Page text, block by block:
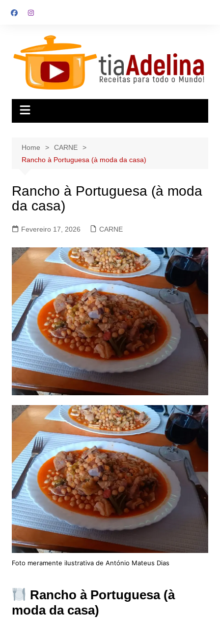
Home
CARNE
Rancho à Portuguesa (à moda da casa)
Rancho à Portuguesa (à moda
da casa)
Fevereiro 17, 2026 CARNE
Foto meramente ilustrativa de António Mateus Dias
Rancho à Portuguesa (à
moda da casa)